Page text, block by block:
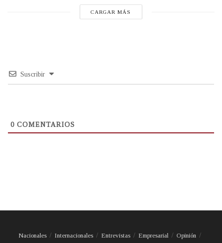
CARGAR MÁS
Suscribir
0 COMENTARIOS
Nacionales Internacionales Entrevistas Empresarial
Opinión